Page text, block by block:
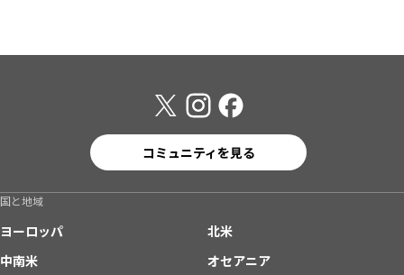
コミュニティを見る
国と地域
ヨーロッパ
北米
中南米
オセアニア